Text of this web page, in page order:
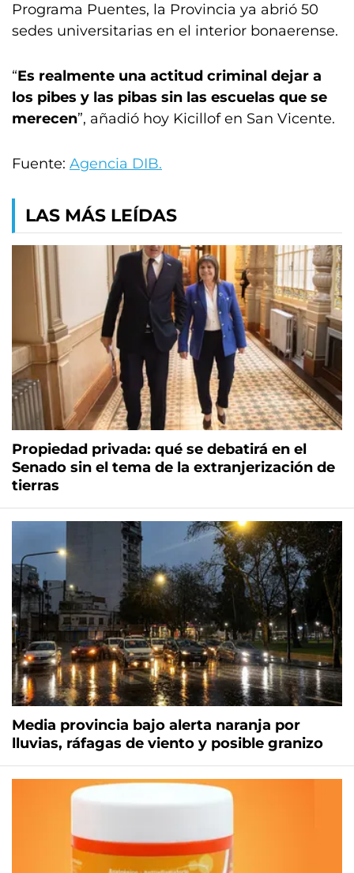
Programa Puentes, la Provincia ya abrió 50
sedes universitarias en el interior bonaerense.
“Es realmente una actitud criminal dejar a
los pibes y las pibas sin las escuelas que se
merecen”, añadió hoy Kicillof en San Vicente.
Fuente: Agencia DIB.
LAS MÁS LEÍDAS
Propiedad privada: qué se debatirá en el
Senado sin el tema de la extranjerización de
tierras
Media provincia bajo alerta naranja por
lluvias, ráfagas de viento y posible granizo